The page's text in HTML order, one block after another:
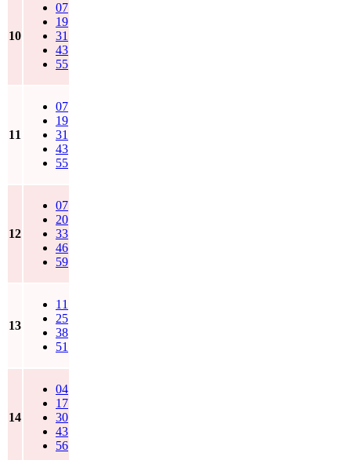
10
07
19
31
43
55
11
07
19
31
43
55
12
07
20
33
46
59
13
11
25
38
51
14
04
17
30
43
56